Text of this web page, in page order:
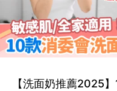
【洗面奶推薦2025